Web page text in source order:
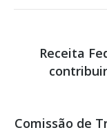
de
post:
Receita
Comissão de